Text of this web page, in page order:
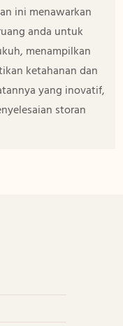
ini menawarkan
anda untuk
menampilkan
ketahanan dan
yang inovatif,
storan